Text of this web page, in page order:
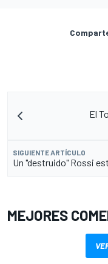
El
SIGUIENTE ARTÍCULO
Un "destruido" Rossi
MEJORES